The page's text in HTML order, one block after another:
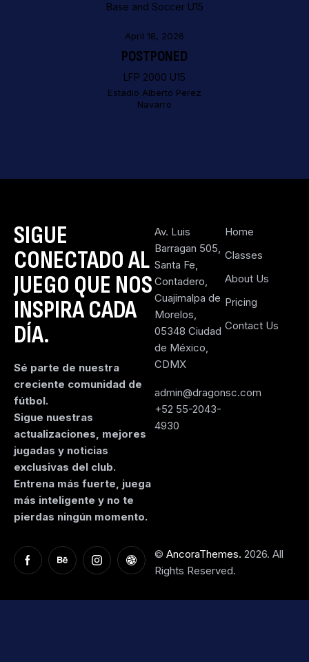
Base and Soccer U15
April 18, 2026
POSTPONED
LFP 2000 U15
Estadio Alberto Perez
Navarro
Av. Luis
Barragan 505,
Santa Fe,
Contadero,
Cuajimalpa de
Morelos,
05348 Ciudad
de México,
CDMX
admin@dragonsc.com
+52 55-2043-
4930
Home
Classes
About Us
Pricing
Contact Us
SIGUE
CONECTADO AL
JUEGO QUE NOS
INSPIRA CADA
DÍA.
Sé parte de nuestra
creciente comunidad de
fútbol.
Sigue nuestras
actualizaciones, mejores
jugadas y noticias
exclusivas del club.
Entrena más fuerte, juega
más inteligente y no te
pierdas ningún momento.
© AncoraThemes. 2026. All
Rights Reserved.